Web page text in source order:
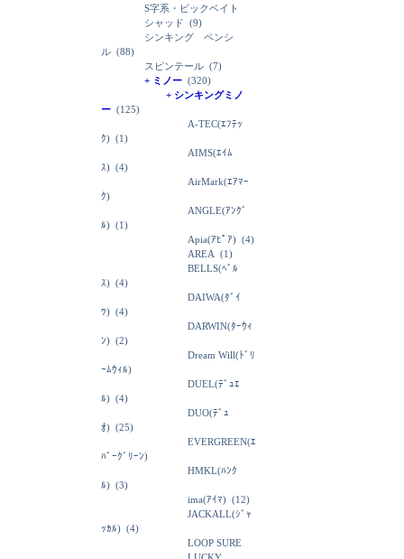
S字系・ビックベイト
シャッド (9)
シンキング ペンシ
ル (88)
スピンテール (7)
+ ミノー (320)
+ シンキングミノ
ー (125)
A-TEC(ｴﾌﾃｯ
ｸ) (1)
AIMS(ｴｲﾑ
ｽ) (4)
AirMark(ｴｱﾏｰ
ｸ)
ANGLE(ｱﾝｸﾞ
ﾙ) (1)
Apia(ｱﾋﾟｱ) (4)
AREA (1)
BELLS(ﾍﾞﾙ
ｽ) (4)
DAIWA(ﾀﾞｲ
ﾜ) (4)
DARWIN(ﾀｰｳｨ
ﾝ) (2)
Dream Will(ﾄﾞﾘ
ｰﾑｳｨﾙ)
DUEL(ﾃﾞｭｴ
ﾙ) (4)
DUO(ﾃﾞｭ
ｵ) (25)
EVERGREEN(ｴ
ﾊﾞｰｸﾞﾘｰﾝ)
HMKL(ﾊﾝｸ
ﾙ) (3)
ima(ｱｲﾏ) (12)
JACKALL(ｼﾞｬ
ｯｶﾙ) (4)
LOOP SURE